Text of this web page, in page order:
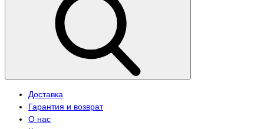
Доставка
Гарантия и возврат
О нас